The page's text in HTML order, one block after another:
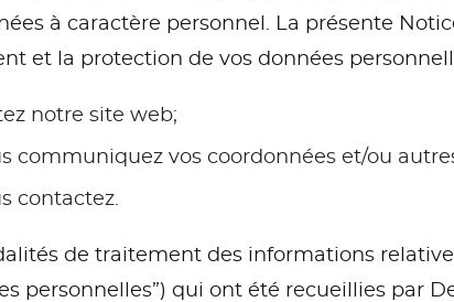
à caractère personnel. La présente
et la protection de vos données
notre site web;
communiquez vos coordonnées et/ou
contactez.
de traitement des informations
personnelles”) qui ont été recueillies par